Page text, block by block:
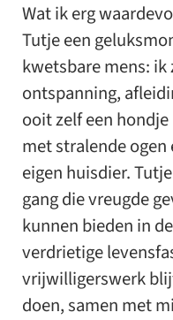
Wat ik erg
Tutje een
kwetsbare mens: ik
ontspanning,
ooit zelf een
met stralende
eigen huisdier.
gang die vreugde
kunnen bieden in
verdrietige
vrijwilligerswerk
doen, samen met